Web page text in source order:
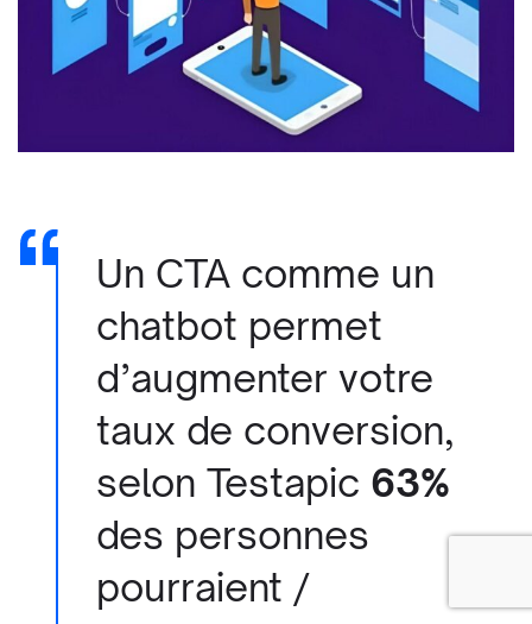
Un CTA comme un
chatbot permet
d’augmenter votre
taux de conversion,
selon Testapic 63%
des personnes
pourraient /